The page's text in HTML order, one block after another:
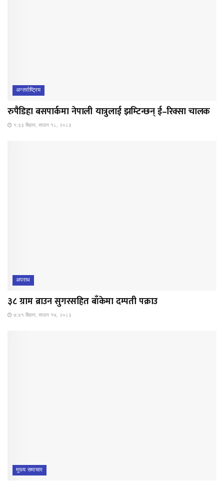
अन्तर्राष्ट्रिय
रुपैडिहा बसपार्कमा नेपाली यात्रुलाई झम्टिन्छन् ई–रिक्सा चालक
१:३३ बिहान, साउन १८, २०८३
अपराध
३८ ग्राम ब्राउन सुगरसहित बाँकेमा दम्पती पक्राउ
७:४१ बिहान, साउन १७, २०८३
मुख्य समाचार